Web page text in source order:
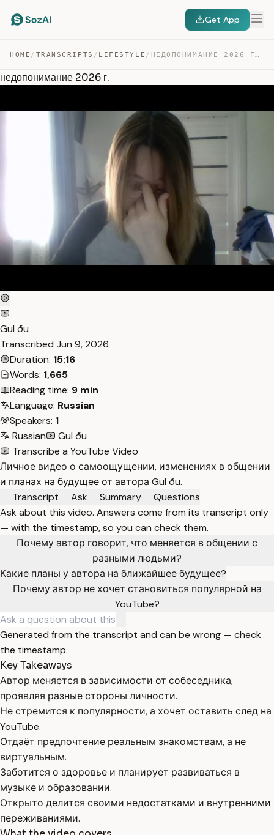
Get App
HOME / TRANSCRIPTS / LIFESTYLE / НЕДОПОНИМАНИЕ 2026 Г. — TRANSCRIPT
недопонимание 2026 г.
Gul ðu
Transcribed Jun 9, 2026
Duration: 15:16
Words: 1,665
Reading time: 9 min
Language: Russian
Speakers: 1
Russian
Gul ðu
Transcribe a YouTube Video
Личное видео о самоощущении, изменениях в общении
и планах на будущее от автора Gul ðu.
Transcript
Ask Summary
Questions
Ask about this video. Answers come from its transcript only
— with the timestamp, so you can check them.
Почему автор говорит, что меняется в общении с
разными людьми?
Какие планы у автора на ближайшее будущее?
Почему автор не хочет становиться популярной на
YouTube?
Generated from the transcript and can be wrong — check
the timestamp.
Key Takeaways
Автор меняется в зависимости от собеседника,
проявляя разные стороны личности.
Не стремится к популярности, а хочет оставить след на
YouTube.
Отдаёт предпочтение реальным знакомствам, а не
виртуальным.
Заботится о здоровье и планирует развиваться в
музыке и образовании.
Открыто делится своими недостатками и внутренними
переживаниями.